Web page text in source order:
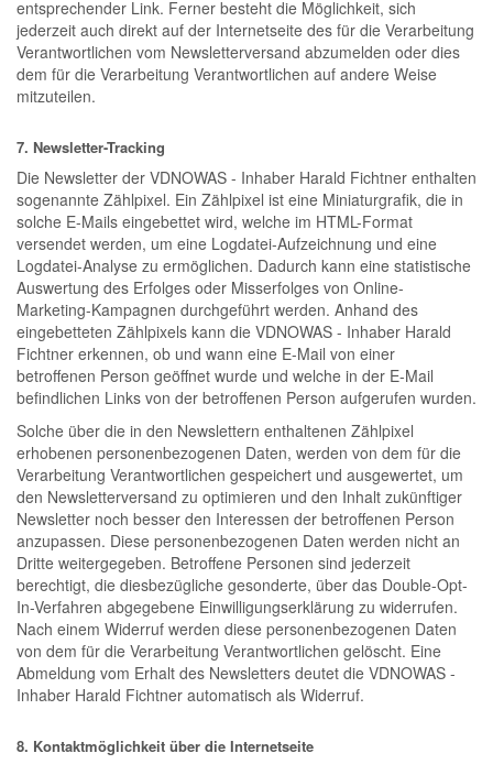
entsprechender Link. Ferner besteht die Möglichkeit, sich
jederzeit auch direkt auf der Internetseite des für die Verarbeitung
Verantwortlichen vom Newsletterversand abzumelden oder dies
dem für die Verarbeitung Verantwortlichen auf andere Weise
mitzuteilen.
7. Newsletter-Tracking
Die Newsletter der VDNOWAS - Inhaber Harald Fichtner enthalten
sogenannte Zählpixel. Ein Zählpixel ist eine Miniaturgrafik, die in
solche E-Mails eingebettet wird, welche im HTML-Format
versendet werden, um eine Logdatei-Aufzeichnung und eine
Logdatei-Analyse zu ermöglichen. Dadurch kann eine statistische
Auswertung des Erfolges oder Misserfolges von Online-
Marketing-Kampagnen durchgeführt werden. Anhand des
eingebetteten Zählpixels kann die VDNOWAS - Inhaber Harald
Fichtner erkennen, ob und wann eine E-Mail von einer
betroffenen Person geöffnet wurde und welche in der E-Mail
befindlichen Links von der betroffenen Person aufgerufen wurden.
Solche über die in den Newslettern enthaltenen Zählpixel
erhobenen personenbezogenen Daten, werden von dem für die
Verarbeitung Verantwortlichen gespeichert und ausgewertet, um
den Newsletterversand zu optimieren und den Inhalt zukünftiger
Newsletter noch besser den Interessen der betroffenen Person
anzupassen. Diese personenbezogenen Daten werden nicht an
Dritte weitergegeben. Betroffene Personen sind jederzeit
berechtigt, die diesbezügliche gesonderte, über das Double-Opt-
In-Verfahren abgegebene Einwilligungserklärung zu widerrufen.
Nach einem Widerruf werden diese personenbezogenen Daten
von dem für die Verarbeitung Verantwortlichen gelöscht. Eine
Abmeldung vom Erhalt des Newsletters deutet die VDNOWAS -
Inhaber Harald Fichtner automatisch als Widerruf.
8. Kontaktmöglichkeit über die Internetseite